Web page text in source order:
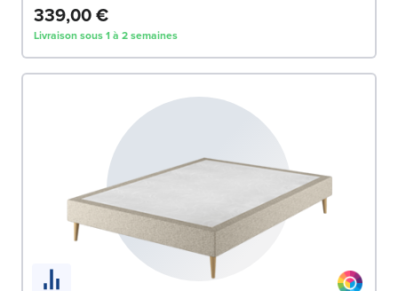
339,00 €
Livraison sous 1 à 2 semaines